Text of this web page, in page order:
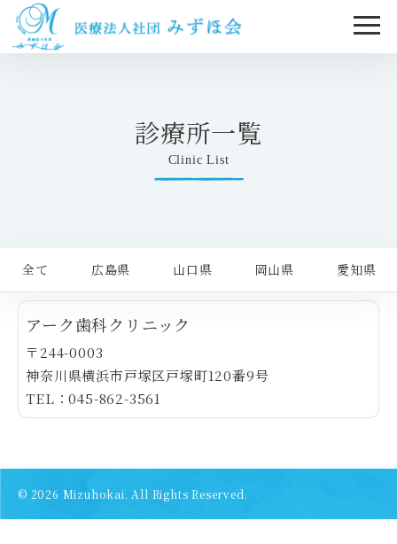
診療所一覧
Clinic List
全て 広島県 山口県 岡山県 愛知県
アーク歯科クリニック
〒244-0003
神奈川県横浜市戸塚区戸塚町120番9号
TEL：045-862-3561
© 2026 Mizuhokai. All Rights Reserved.